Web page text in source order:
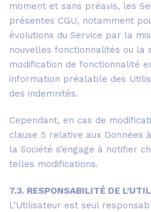
moment et sans préavis, les
présentes CGU, notamment
évolutions du Service par la
nouvelles fonctionnalités ou la
modification de fonctionnalité
information préalable des
des indemnités.
Cependant, en cas de
clause 5 relative aux Données
la Société s’engage à notifier
telles modifications.
7.3. RESPONSABILITÉ DE
L’Utilisateur est seul